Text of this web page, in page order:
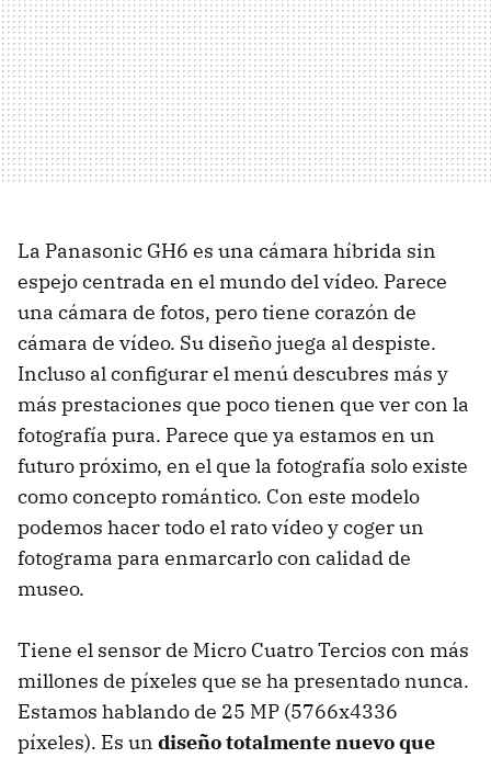
La Panasonic GH6 es una cámara híbrida sin
espejo centrada en el mundo del vídeo. Parece
una cámara de fotos, pero tiene corazón de
cámara de vídeo. Su diseño juega al despiste.
Incluso al configurar el menú descubres más y
más prestaciones que poco tienen que ver con la
fotografía pura. Parece que ya estamos en un
futuro próximo, en el que la fotografía solo existe
como concepto romántico. Con este modelo
podemos hacer todo el rato vídeo y coger un
fotograma para enmarcarlo con calidad de
museo.
Tiene el sensor de Micro Cuatro Tercios con más
millones de píxeles que se ha presentado nunca.
Estamos hablando de 25 MP (5766x4336
píxeles). Es un diseño totalmente nuevo que